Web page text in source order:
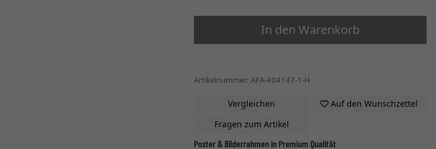
In den Warenkorb
Artikelnummer: AFA-404147-1-H
Vergleichen
Auf den Wunschzettel
Fragen zum Artikel
Poster & Bilderrahmen in Premium Qualität